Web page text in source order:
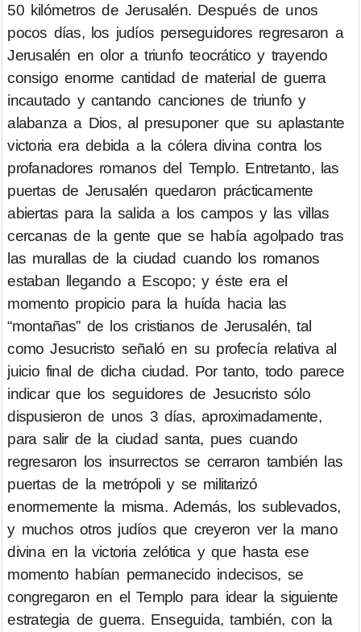
50 kilómetros de Jerusalén. Después de unos
pocos días, los judíos perseguidores regresaron a
Jerusalén en olor a triunfo teocrático y trayendo
consigo enorme cantidad de material de guerra
incautado y cantando canciones de triunfo y
alabanza a Dios, al presuponer que su aplastante
victoria era debida a la cólera divina contra los
profanadores romanos del Templo. Entretanto, las
puertas de Jerusalén quedaron prácticamente
abiertas para la salida a los campos y las villas
cercanas de la gente que se había agolpado tras
las murallas de la ciudad cuando los romanos
estaban llegando a Escopo; y éste era el
momento propicio para la huída hacia las
“montañas” de los cristianos de Jerusalén, tal
como Jesucristo señaló en su profecía relativa al
juicio final de dicha ciudad. Por tanto, todo parece
indicar que los seguidores de Jesucristo sólo
dispusieron de unos 3 días, aproximadamente,
para salir de la ciudad santa, pues cuando
regresaron los insurrectos se cerraron también las
puertas de la metrópoli y se militarizó
enormemente la misma. Además, los sublevados,
y muchos otros judíos que creyeron ver la mano
divina en la victoria zelótica y que hasta ese
momento habían permanecido indecisos, se
congregaron en el Templo para idear la siguiente
estrategia de guerra. Enseguida, también, con la